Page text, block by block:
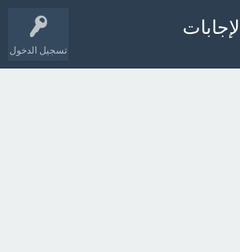
تسجيل الدخول